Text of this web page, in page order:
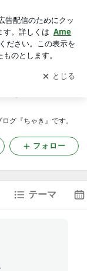
け取りまし
開く
グ『ちゃき』です。
フォロー
テーマ